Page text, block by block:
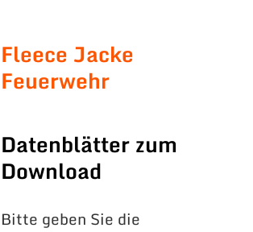
Fleece Jacke
Feuerwehr
Datenblätter zum
Download
Bitte geben Sie die